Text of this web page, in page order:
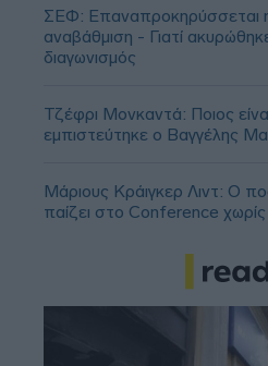
ΣΕΦ: Επαναπροκηρύσσεται η
αναβάθμιση - Γιατί
διαγωνισμός
Τζέφρι Μονκαντά: Ποιος
εμπιστεύτηκε ο Βαγγέλης
Μάριους Κράιγκερ Λιντ: Ο
παίζει στο Conference χωρίς